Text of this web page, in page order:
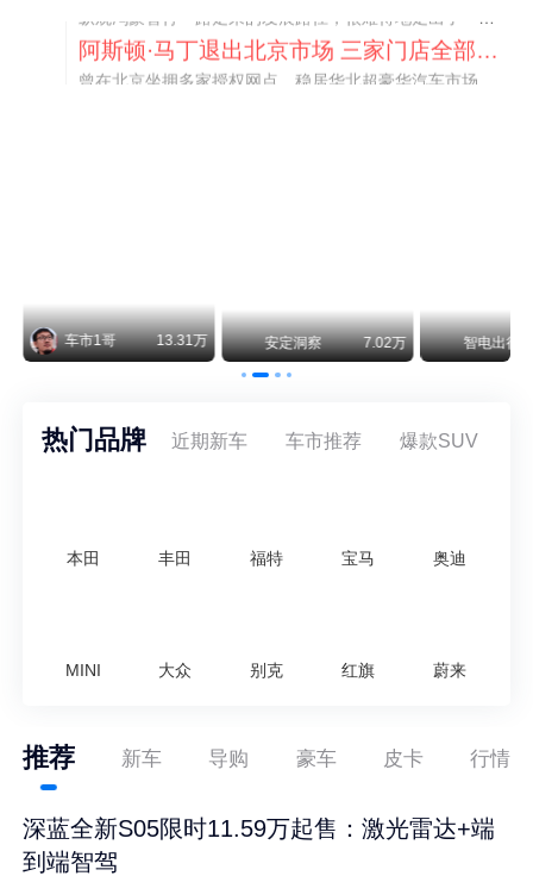
13.31万 安定洞察 7.02万 智电出行 8.54万
热门品牌 近期新车 车市推荐 爆款SUV
本田 丰田 福特 宝马 奥迪
MINI 大众 别克 红旗 蔚来
推荐 新车 导购 豪车 皮卡 行情
深蓝全新S05限时11.59万起售：激光雷达+端
到端智驾